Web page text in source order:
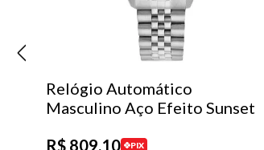
Relógio Automático
Masculino Aço Efeito Sunset
R$ 809,10 PIX